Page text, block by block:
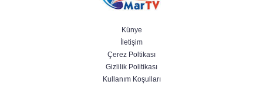
Künye
İletişim
Çerez Poltikası
Gizlilik Politikası
Kullanım Koşulları